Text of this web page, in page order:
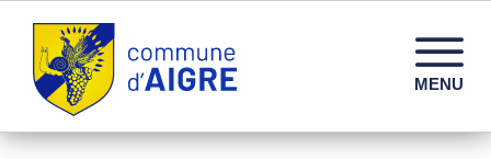
Commune d'Aigre – Infos, services et vie locale en
MENU